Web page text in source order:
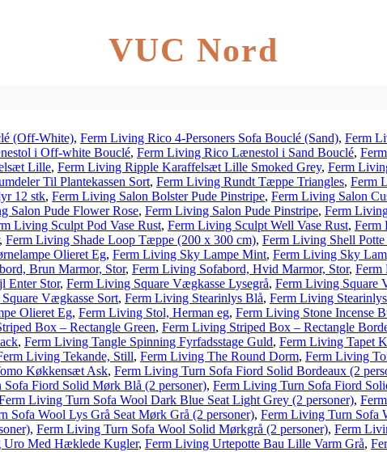
VUC Nord
(Off-White), Ferm Living Rico 4-Personers Sofa Bouclé (Sand), Ferm
i Off-white Bouclé, Ferm Living Rico Lænestol i Sand Bouclé,
Lille, Ferm Living Ripple Karaffelsæt Lille Smoked Grey, Ferm
Til Plantekassen Sort, Ferm Living Rundt Tæppe Triangles, Ferm
12 stk, Ferm Living Salon Bolster Pude Pinstripe, Ferm Living Salon
Salon Pude Flower Rose, Ferm Living Salon Pude Pinstripe, Ferm
Living Sculpt Pod Vase Rust, Ferm Living Sculpt Well Vase Rust, Ferm
, Ferm Living Shade Loop Tæppe (200 x 300 cm), Ferm Living Shell
Olieret Eg, Ferm Living Sky Lampe Mint, Ferm Living Sky
Brun Marmor, Stor, Ferm Living Sofabord, Hvid Marmor, Stor, Ferm
Enter Stor, Ferm Living Square Vægkasse Lysegrå, Ferm Living Square
Vægkasse Sort, Ferm Living Stearinlys Blå, Ferm Living
Olieret Eg, Ferm Living Stol, Herman eg, Ferm Living Stone Incense
Box – Rectangle Green, Ferm Living Striped Box – Rectangle
, Ferm Living Tangle Spinning Fyrfadsstage Guld, Ferm Living Tapet
Living Tekande, Still, Ferm Living The Round Dorm, Ferm Living
Køkkensæt Ask, Ferm Living Turn Sofa Fiord Solid Bordeaux (2
Fiord Solid Mørk Blå (2 personer), Ferm Living Turn Sofa Fiord
Living Turn Sofa Wool Dark Blue Seat Light Grey (2 personer),
Sofa Wool Lys Grå Seat Mørk Grå (2 personer), Ferm Living Turn Sofa
, Ferm Living Turn Sofa Wool Solid Mørkgrå (2 personer), Ferm
Uro Med Hæklede Kugler, Ferm Living Urtepotte Bau Lille Varm Grå,